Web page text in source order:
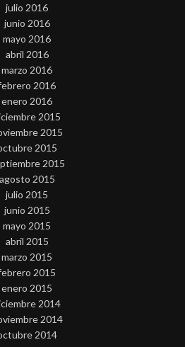
julio 2016
junio 2016
mayo 2016
abril 2016
marzo 2016
2016
enero 2016
2015
2015
2015
2015
agosto 2015
julio 2015
junio 2015
mayo 2015
abril 2015
marzo 2015
2015
enero 2015
2014
2014
2014